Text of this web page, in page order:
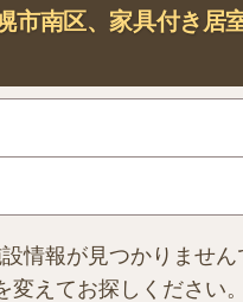
市南区、家具付き居
情報が見つかりません
変えてお探しください。